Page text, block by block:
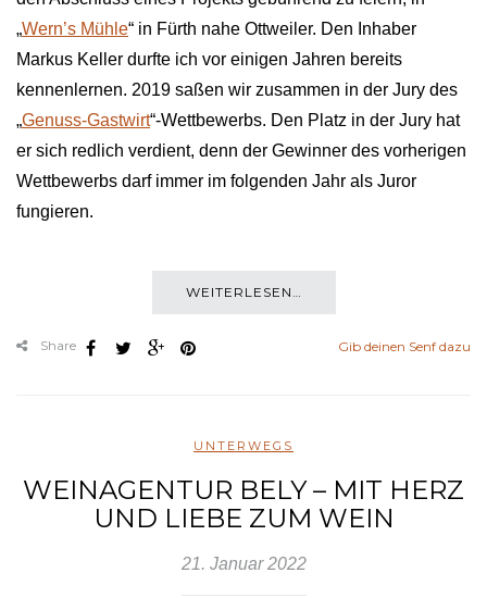
„Wern’s Mühle“ in Fürth nahe Ottweiler. Den Inhaber
Markus Keller durfte ich vor einigen Jahren bereits
kennenlernen. 2019 saßen wir zusammen in der Jury des
„Genuss-Gastwirt“-Wettbewerbs. Den Platz in der Jury hat
er sich redlich verdient, denn der Gewinner des vorherigen
Wettbewerbs darf immer im folgenden Jahr als Juror
fungieren.
WEITERLESEN…
Gib deinen Senf dazu
Share
UNTERWEGS
WEINAGENTUR BELY – MIT HERZ
UND LIEBE ZUM WEIN
21. Januar 2022